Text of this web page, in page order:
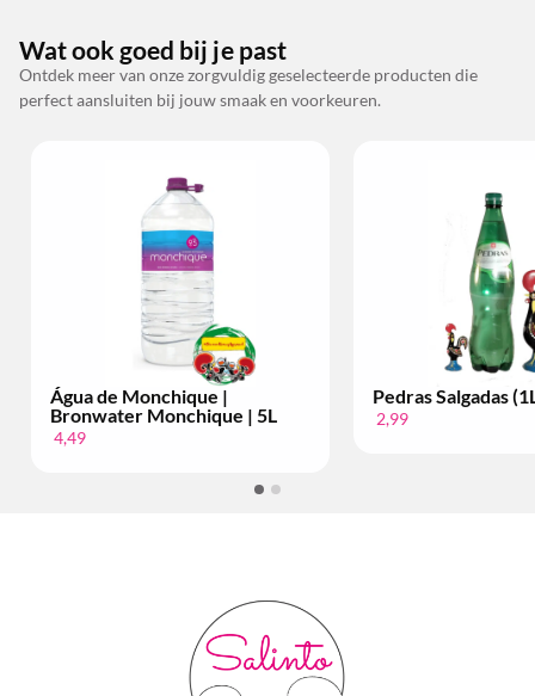
Wat ook goed bij je past
Ontdek meer van onze zorgvuldig geselecteerde producten die
perfect aansluiten bij jouw smaak en voorkeuren.
Água de Monchique |
Bronwater Monchique | 5L
4,49
Pedras Salgadas
2,99